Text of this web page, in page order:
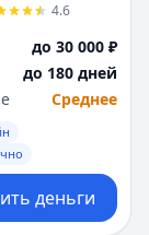
4.6
до 30 000 ₽
до 180 дней
Среднее
деньги